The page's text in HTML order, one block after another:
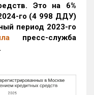
Это на 6%
го (4 998 ДДУ)
период 2023-го
пресс-служба